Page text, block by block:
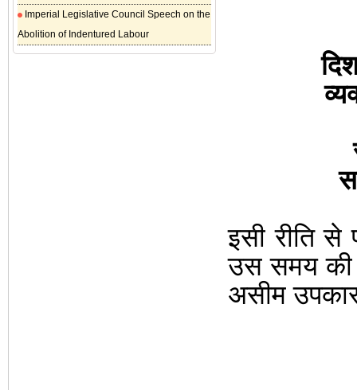
Imperial Legislative Council Speech on the
Abolition of Indentured Labour
इसी रीति से
उस समय की
असीम